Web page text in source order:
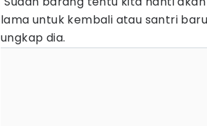
lama untuk kembali atau santri
ungkap dia.